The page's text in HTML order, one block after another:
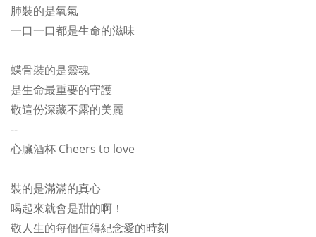
肺裝的是氧氣
一口一口都是生命的滋味
蝶骨裝的是靈魂
是生命最重要的守護
敬這份深藏不露的美麗
--
心臟酒杯 Cheers to love
裝的是滿滿的真心
喝起來就會是甜的啊！
敬人生的每個值得紀念愛的時刻